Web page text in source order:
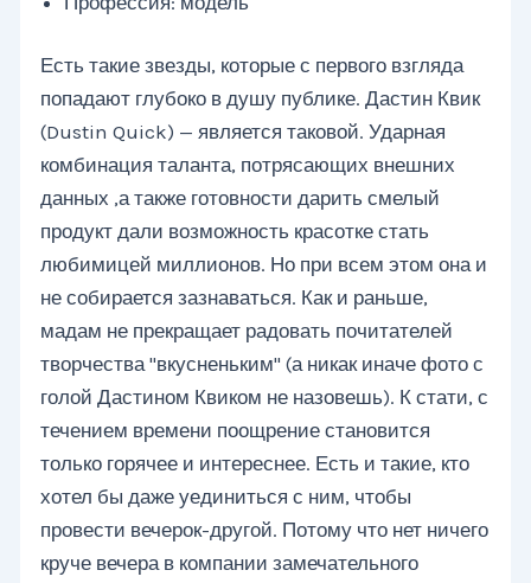
Есть такие звезды, которые с первого взгляда
попадают глубоко в душу публике. Дастин Квик
(Dustin Quick) — является таковой. Ударная
комбинация таланта, потрясающих внешних
данных ,а также готовности дарить смелый
продукт дали возможность красотке стать
любимицей миллионов. Но при всем этом она и
не собирается зазнаваться. Как и раньше,
мадам не прекращает радовать почитателей
творчества "вкусненьким" (а никак иначе фото с
голой Дастином Квиком не назовешь). К стати, с
течением времени поощрение становится
только горячее и интереснее. Есть и такие, кто
хотел бы даже уединиться с ним, чтобы
провести вечерок-другой. Потому что нет ничего
круче вечера в компании замечательного